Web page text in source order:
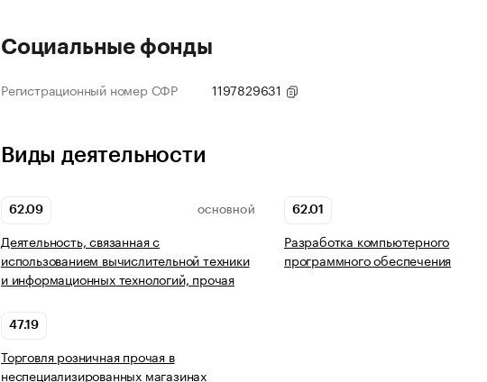
Социальные фонды
Регистрационный номер СФР 1197829631
Виды деятельности
62.09 ОСНОВНОЙ
Деятельность, связанная с
использованием вычислительной техники
и информационных технологий, прочая
62.01
Разработка компьютерного
программного обеспечения
47.19
Торговля розничная прочая в
неспециализированных магазинах